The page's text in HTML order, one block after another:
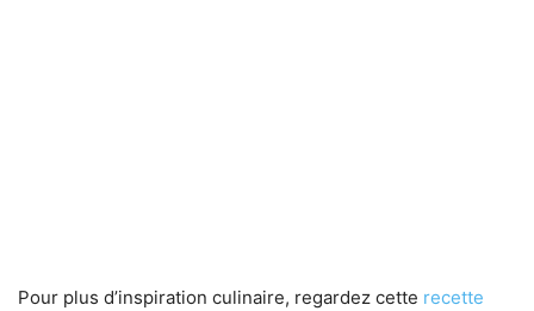
Pour plus d’inspiration culinaire, regardez cette recette